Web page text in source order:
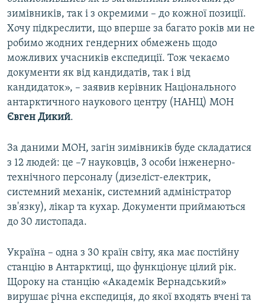
зимівників, так і з окремими – до кожної позиції.
Хочу підкреслити, що вперше за багато років ми не
робимо жодних гендерних обмежень щодо
можливих учасників експедиції. Тож чекаємо
документи як від кандидатів, так і від
кандидаток», – заявив керівник Національного
антарктичного наукового центру (НАНЦ) МОН
Євген Дикий.
За даними МОН, загін зимівників буде складатися
з 12 людей: це –7 науковців, 3 особи інженерно-
технічного персоналу (дизеліст-електрик,
системний механік, системний адміністратор
зв'язку), лікар та кухар. Документи приймаються
до 30 листопада.
Україна – одна з 30 країн світу, яка має постійну
станцію в Антарктиці, що функціонує цілий рік.
Щороку на станцію «Академік Вернадський»
вирушає річна експедиція, до якої входять вчені та